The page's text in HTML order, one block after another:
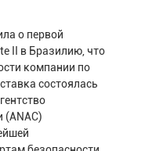
о первой
II в Бразилию, что
компании по
состоялась
(ANAC)